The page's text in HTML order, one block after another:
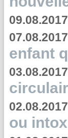
09.08.2017
07.08.2017
enfant
03.08.2017
02.08.2017
ou